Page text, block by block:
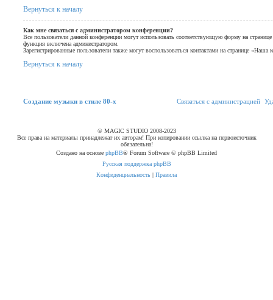
Вернуться к началу
Как мне связаться с администратором конференции?
Все пользователи данной конференции могут использовать соответствующую форму на
функция включена администратором.
Зарегистрированные пользователи также могут воспользоваться контактами на странице «Наша
Вернуться к началу
Создание музыки в стиле 80-х
Связаться с
Связаться с администрацией
© MAGIC STUDIO 2008-2023
Все права на материалы принадлежат их авторам! При копировании ссылка на первоисточник
обязательна!
Создано на основе phpBB® Forum Software © phpBB Limited
Русская поддержка phpBB
Конфиденциальность | Правила